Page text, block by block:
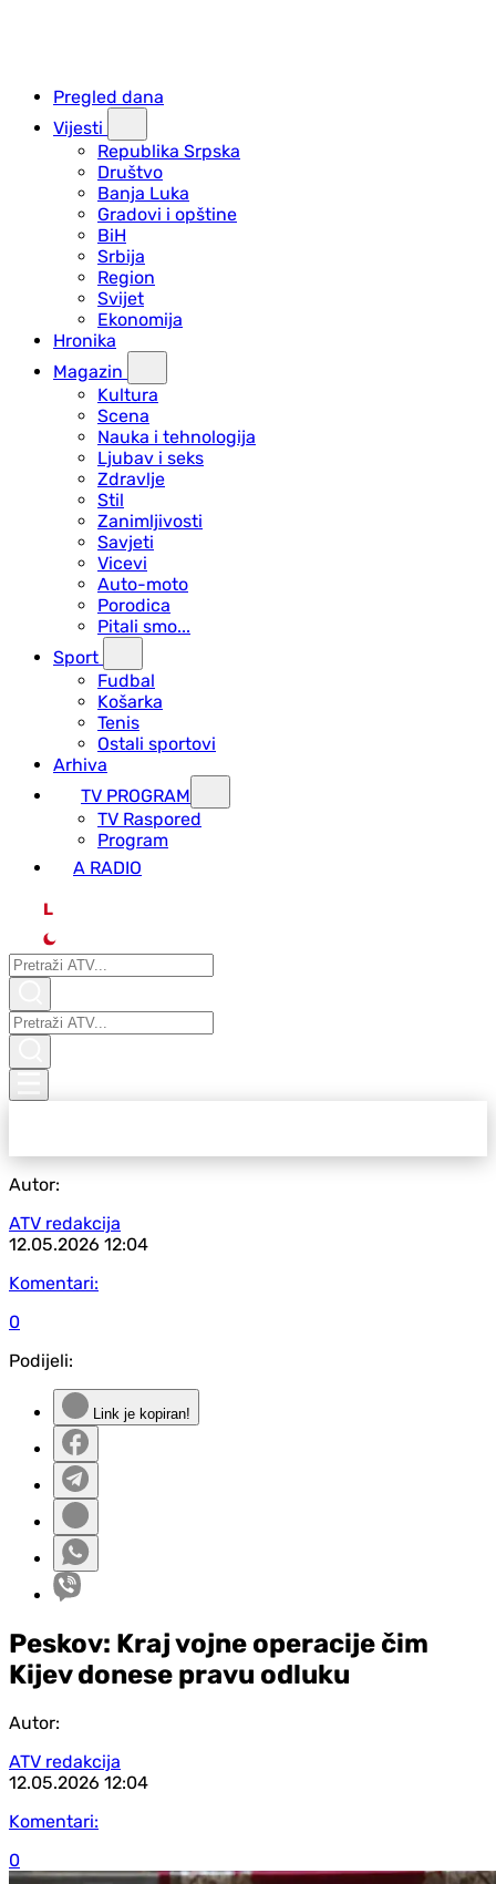
Pregled dana
Vijesti
Republika Srpska
Društvo
Banja Luka
Gradovi i opštine
BiH
Srbija
Region
Svijet
Ekonomija
Hronika
Magazin
Kultura
Scena
Nauka i tehnologija
Ljubav i seks
Zdravlje
Stil
Zanimljivosti
Savjeti
Vicevi
Auto-moto
Porodica
Pitali smo...
Sport
Fudbal
Košarka
Tenis
Ostali sportovi
Arhiva
TV PROGRAM
ТV Raspored
Program
A RADIO
L
Autor:
ATV redakcija
12.05.2026 12:04
Komentari:
0
Podijeli:
Link je kopiran!
Peskov: Kraj vojne operacije čim
Kijev donese pravu odluku
Autor:
ATV redakcija
12.05.2026 12:04
Komentari:
0